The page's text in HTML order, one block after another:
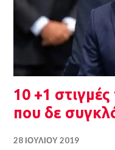
10 +1 στιγμές
που δε
28 ΙΟΥΛΊΟΥ 2019